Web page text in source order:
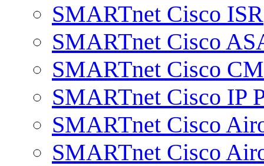
SMARTnet Cisco ISR
SMARTnet Cisco
SMARTnet Cisco
SMARTnet Cisco IP
SMARTnet Cisco
SMARTnet Cisco